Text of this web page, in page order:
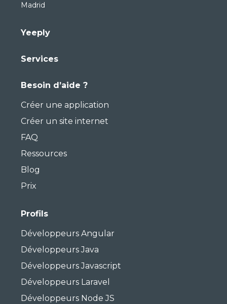
Madrid
Yeeply
Services
Besoin d’aide ?
Créer une application
Créer un site internet
FAQ
Ressources
Blog
Prix
Profils
Développeurs Angular
Développeurs Java
Développeurs Javascript
Développeurs Laravel
Développeurs Node JS